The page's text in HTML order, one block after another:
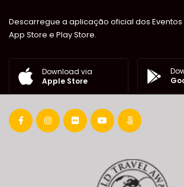
Descarregue a aplicação oficial dos
App Store e Play Store.
Download via
Apple Store